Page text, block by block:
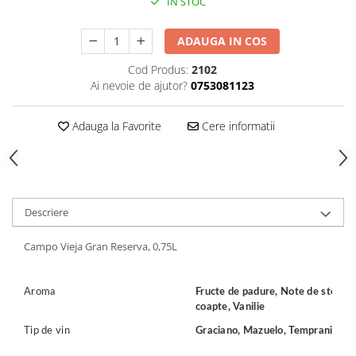
ADAUGA IN COS
Cod Produs: 2102
Ai nevoie de ajutor? 0753081123
Adauga la Favorite Cere informatii
Descriere
Campo Vieja Gran Reserva, 0,75L
Aroma
Fructe de padure, Note de stejar,
coapte, Vanilie
Tip de vin Graciano, Mazuelo, Tempranillo